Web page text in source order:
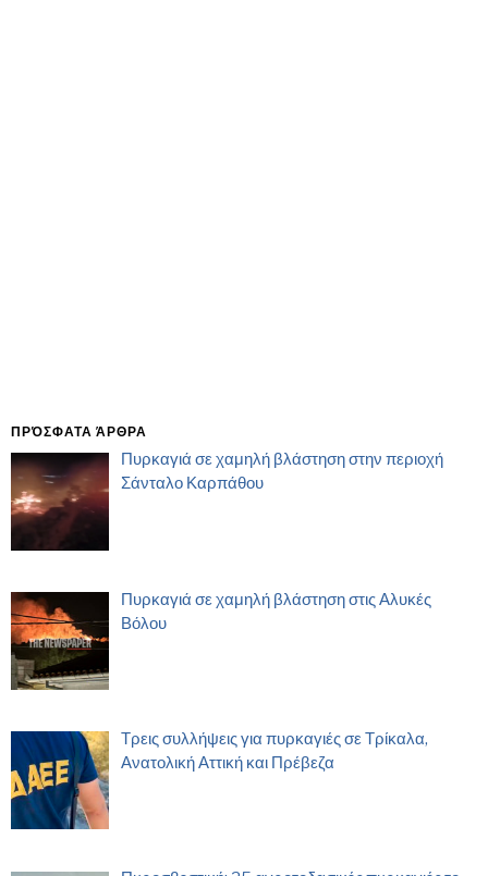
ΠΡΌΣΦΑΤΑ ΆΡΘΡΑ
Πυρκαγιά σε χαμηλή βλάστηση στην περιοχή
Σάνταλο Καρπάθου
Πυρκαγιά σε χαμηλή βλάστηση στις Αλυκές
Βόλου
Τρεις συλλήψεις για πυρκαγιές σε Τρίκαλα,
Ανατολική Αττική και Πρέβεζα